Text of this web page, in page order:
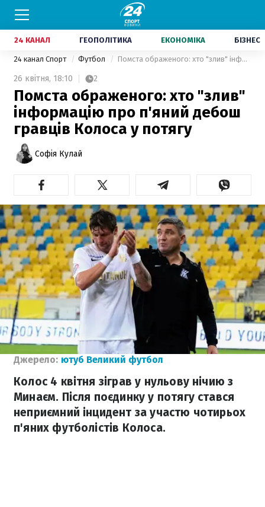
24 КАНАЛ ГЕОПОЛІТИКА ЕКОНОМІКА БІЗНЕС
24 канал Спорт Футбол Помста ображеного: хто "злив" інформацію про п'яний дебош гравців Колоса у потягу
26 квітня, 18:10 2
Помста ображеного: хто "злив"
інформацію про п'яний дебош
гравців Колоса у потягу
Софія Кулай
Джерело: ютуб Великий футбол
Колос 4 квітня зіграв у нульову нічию з
Минаєм. Після поєдинку у потягу стався
неприємний інцидент за участю чотирьох
п'яних футболістів Колоса.